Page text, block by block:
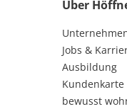
Über
Jobs &
Ausbildung
Kundenkarte
bewusst